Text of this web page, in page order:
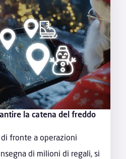
la catena del freddo
fronte a operazioni
di milioni di regali, si